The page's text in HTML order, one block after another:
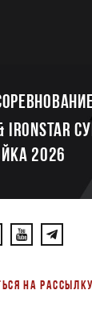
2026
НА РАССЫЛКУ